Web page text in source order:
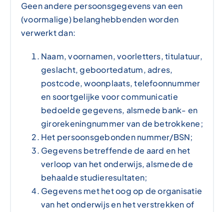
Geen andere persoonsgegevens van een
(voormalige) belanghebbenden worden
verwerkt dan:
Naam, voornamen, voorletters, titulatuur,
geslacht, geboortedatum, adres,
postcode, woonplaats, telefoonnummer
en soortgelijke voor communicatie
bedoelde gegevens, alsmede bank- en
girorekeningnummer van de betrokkene;
Het persoonsgebonden nummer/BSN;
Gegevens betreffende de aard en het
verloop van het onderwijs, alsmede de
behaalde studieresultaten;
Gegevens met het oog op de organisatie
van het onderwijs en het verstrekken of